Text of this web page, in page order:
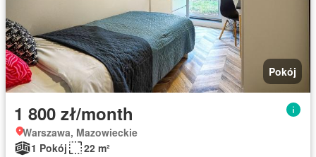
Pokój
1 800 zł/month
Warszawa, Mazowieckie
1 Pokój
22 m²